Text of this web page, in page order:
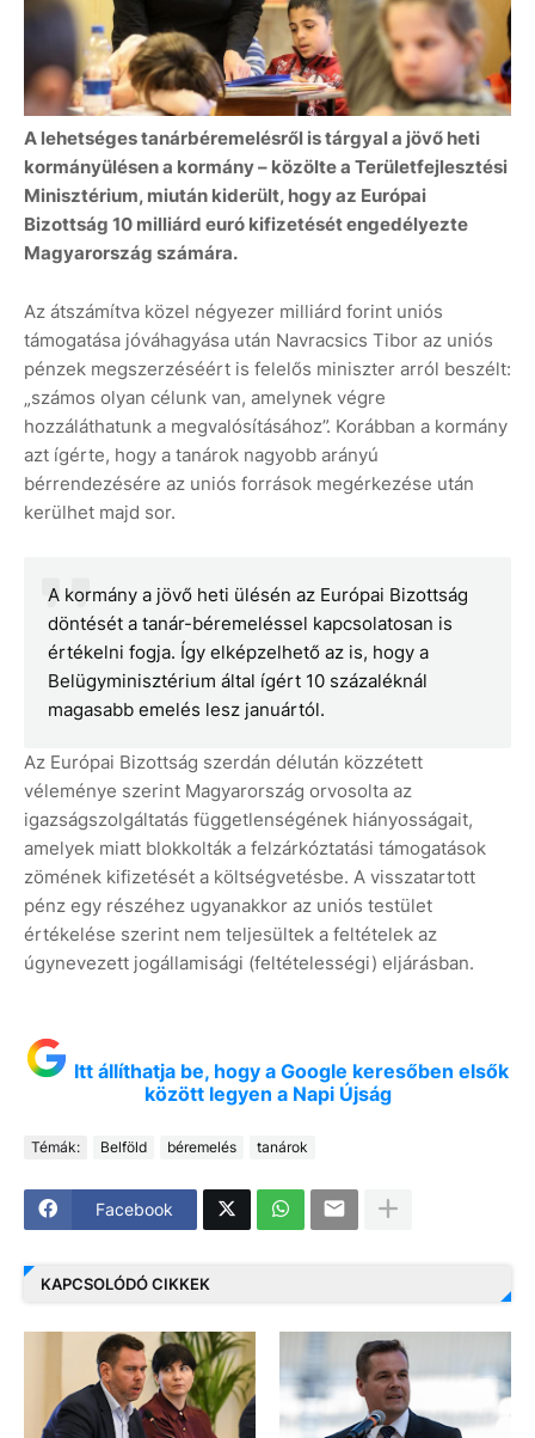
A lehetséges tanárbéremelésről is tárgyal a jövő heti
kormányülésen a kormány – közölte a Területfejlesztési
Minisztérium, miután kiderült, hogy az Európai
Bizottság 10 milliárd euró kifizetését engedélyezte
Magyarország számára.
Az átszámítva közel négyezer milliárd forint uniós
támogatása jóváhagyása után Navracsics Tibor az uniós
pénzek megszerzéséért is felelős miniszter arról beszélt:
„számos olyan célunk van, amelynek végre
hozzáláthatunk a megvalósításához”. Korábban a kormány
azt ígérte, hogy a tanárok nagyobb arányú
bérrendezésére az uniós források megérkezése után
kerülhet majd sor.
A kormány a jövő heti ülésén az Európai Bizottság
döntését a tanár-béremeléssel kapcsolatosan is
értékelni fogja. Így elképzelhető az is, hogy a
Belügyminisztérium által ígért 10 százaléknál
magasabb emelés lesz januártól.
Az Európai Bizottság szerdán délután közzétett
véleménye szerint Magyarország orvosolta az
igazságszolgáltatás függetlenségének hiányosságait,
amelyek miatt blokkolták a felzárkóztatási támogatások
zömének kifizetését a költségvetésbe. A visszatartott
pénz egy részéhez ugyanakkor az uniós testület
értékelése szerint nem teljesültek a feltételek az
úgynevezett jogállamisági (feltételességi) eljárásban.
Itt állíthatja be, hogy a Google keresőben elsők
között legyen a Napi Újság
Témák: Belföld béremelés tanárok
Facebook
KAPCSOLÓDÓ CIKKEK